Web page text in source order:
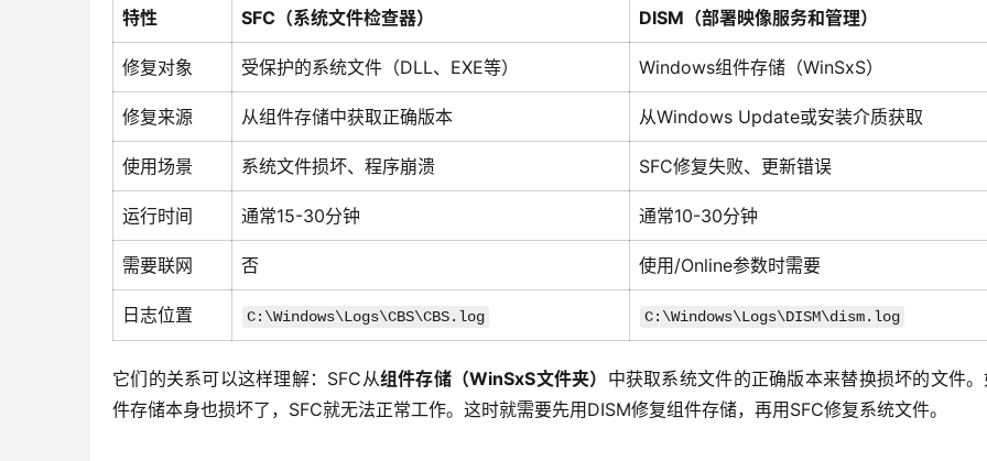
特性 SFC（系统文件检查器） DISM（部署映像服务和管理）
修复对象 受保护的系统文件（DLL、EXE等） Windows组件存储（WinSxS）
修复来源 从组件存储中获取正确版本 从Windows Update或安装介质获取
使用场景 系统文件损坏、程序崩溃 SFC修复失败、更新错误
运行时间 通常15-30分钟 通常10-30分钟
需要联网 否 使用/Online参数时需要
日志位置 C:\Windows\Logs\CBS\CBS.log C:\Windows\Logs\DISM\dism.log
它们的关系可以这样理解：SFC从组件存储（WinSxS文件夹） 中获取系统文件的正确版本来替换损坏的文件
件存储本身也损坏了，SFC就无法正常工作。这时就需要先用DISM修复组件存储，再用SFC修复系统文件。